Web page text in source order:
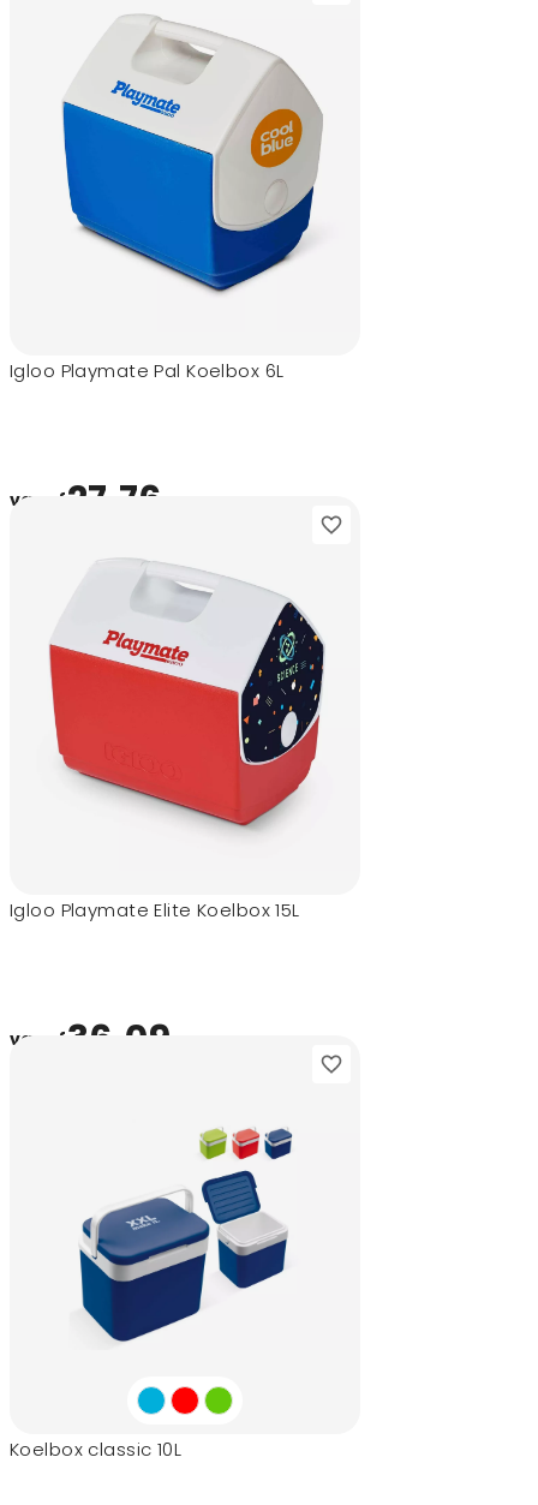
Igloo Playmate Pal Koelbox 6L
vanaf27,76
Igloo Playmate Elite Koelbox 15L
vanaf36,09
Koelbox classic 10L